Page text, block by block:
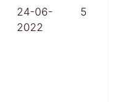
24-06-
2022
5